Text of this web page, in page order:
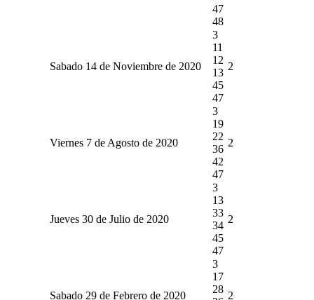
47
48
Sabado 14 de Noviembre de 2020
3
11
12
13
45
47
2
Viernes 7 de Agosto de 2020
3
19
22
36
42
47
2
Jueves 30 de Julio de 2020
3
13
33
34
45
47
2
Sabado 29 de Febrero de 2020
3
17
28
2